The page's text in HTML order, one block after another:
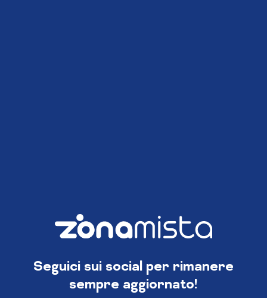
Seguici sui social per rimanere
sempre aggiornato!